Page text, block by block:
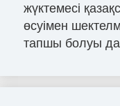
жүктемесі
өсуімен
тапшы болуы